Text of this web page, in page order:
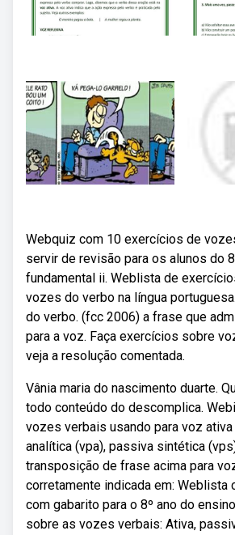
Webquiz com 10 exercícios de
servir de revisão para os alunos do
fundamental ii. Weblista de
vozes do verbo na língua
do verbo. (fcc 2006) a frase que
para a voz. Faça exercícios sobre
veja a resolução comentada.
Vânia maria do nascimento duarte.
todo conteúdo do descomplica.
vozes verbais usando para voz
analítica (vpa), passiva sintética
transposição de frase acima para
corretamente indicada em: Weblista
com gabarito para o 8º ano do
sobre as vozes verbais: Ativa,